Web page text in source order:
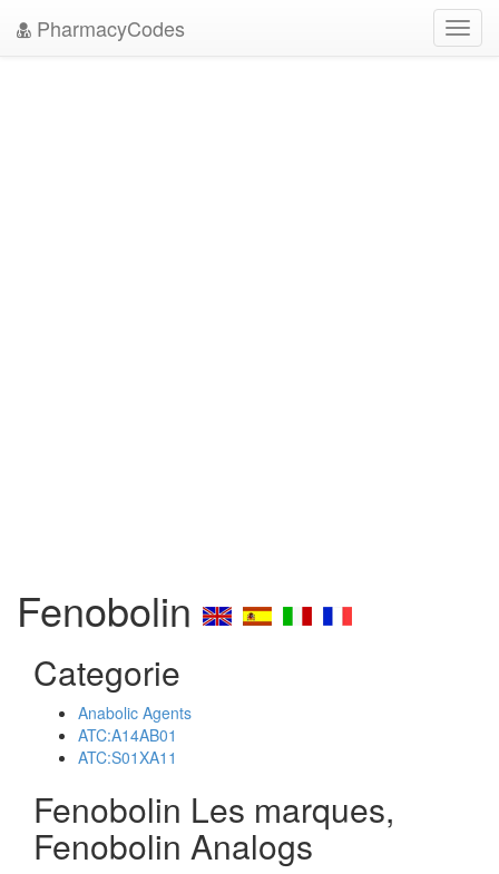
PharmacyCodes
Fenobolin
Categorie
Anabolic Agents
ATC:A14AB01
ATC:S01XA11
Fenobolin Les marques,
Fenobolin Analogs